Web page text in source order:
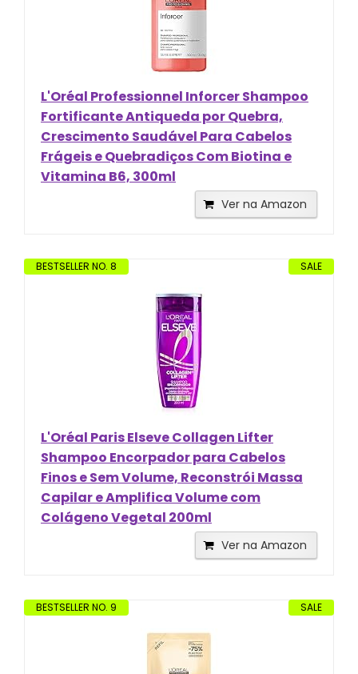
L'Oréal Professionnel Inforcer Shampoo
Fortificante Antiqueda por Quebra,
Crescimento Saudável Para Cabelos
Frágeis e Quebradiços Com Biotina e
Vitamina B6, 300ml
Ver na Amazon
SALE
BESTSELLER NO. 8
L'Oréal Paris Elseve Collagen Lifter
Shampoo Encorpador para Cabelos
Finos e Sem Volume, Reconstrói Massa
Capilar e Amplifica Volume com
Colágeno Vegetal 200ml
Ver na Amazon
SALE
BESTSELLER NO. 9